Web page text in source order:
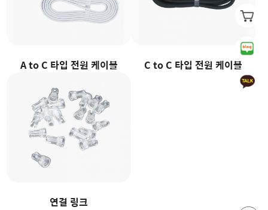
A to C 타입 전원 케이블 C to C 타입 전원 케이블
연결 링크